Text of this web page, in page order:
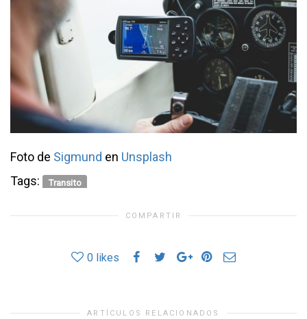
Foto de Sigmund en Unsplash
Tags:
Transito
COMPARTIR
0 likes
ARTÍCULOS RELACIONADOS